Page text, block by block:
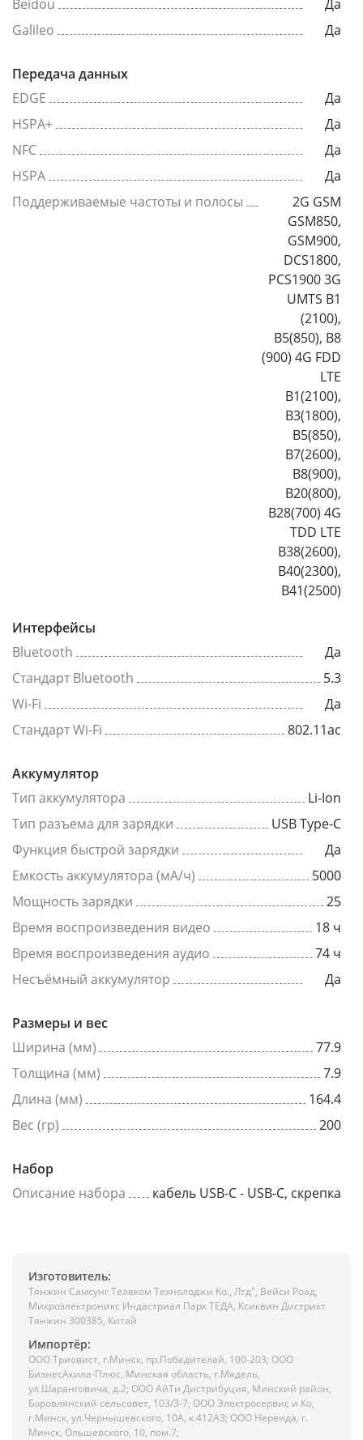
Beidou
Да
Galileo
Да
Передача данных
EDGE
Да
HSPA+
Да
NFC
Да
HSPA
Да
Поддерживаемые частоты и полосы
2G GSM
GSM850,
GSM900,
DCS1800,
PCS1900 3G
UMTS B1
(2100),
B5(850), B8
(900) 4G FDD
LTE
B1(2100),
B3(1800),
B5(850),
B7(2600),
B8(900),
B20(800),
B28(700) 4G
TDD LTE
B38(2600),
B40(2300),
B41(2500)
Интерфейсы
Bluetooth
Да
Стандарт Bluetooth
5.3
Wi-Fi
Да
Стандарт Wi-Fi
802.11ac
Аккумулятор
Тип аккумулятора
Li-Ion
Тип разъема для зарядки
USB Type-C
Функция быстрой зарядки
Да
Емкость аккумулятора (мА/ч)
5000
Мощность зарядки
25
Время воспроизведения видео
18 ч
Время воспроизведения аудио
74 ч
Несъёмный аккумулятор
Да
Размеры и вес
Ширина (мм)
77.9
Толщина (мм)
7.9
Длина (мм)
164.4
Вес (гр)
200
Набор
Описание набора
кабель USB-C - USB-C, скрепка
Изготовитель:
Тянжин Самсунг Телеком Технолоджи Ко., Лтд", Вейси Роад,
Микроэлектроникс Индастриал Парк ТЕДА, Ксиквин Дистрикт
Тянжин 300385, Китай
Импортёр:
ООО Триовист, г.Минск, пр.Победителей, 100-203; ООО
БизнесАкила-Плюс, Минская область, г.Мядель,
ул.Шаранговича, д.2; ООО АйТи Дистрибуция, Минский район,
Боровлянский сельсовет, 103/3-7; ООО Электросервис и Ко,
г.Минск, ул.Чернышевского, 10А, к.412АЗ; ООО Нереида, г.
Минск, Ольшевского, 10, пом.7;